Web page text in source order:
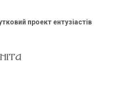
проект ентузіастів